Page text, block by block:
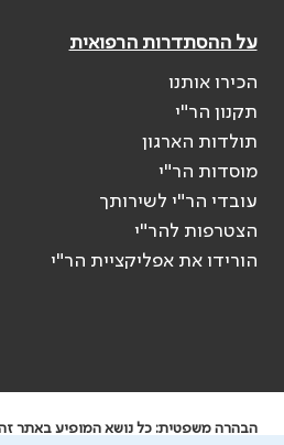
על ההסתדרות הרפואית
הכירו אותנו
תקנון הר"י
תולדות הארגון
מוסדות הר"י
עובדי הר"י לשירותך
הצטרפות להר"י
הורידו את אפליקציית הר"י
הבהרה משפטית: כל נושא המופיע באתר זה